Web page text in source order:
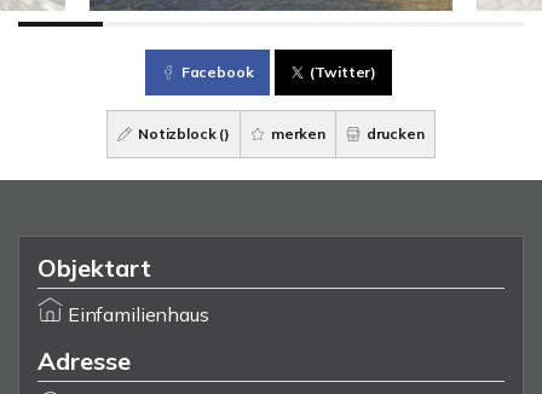
Facebook (Twitter)
Notizblock () merken drucken
Objektart
Einfamilienhaus
Adresse